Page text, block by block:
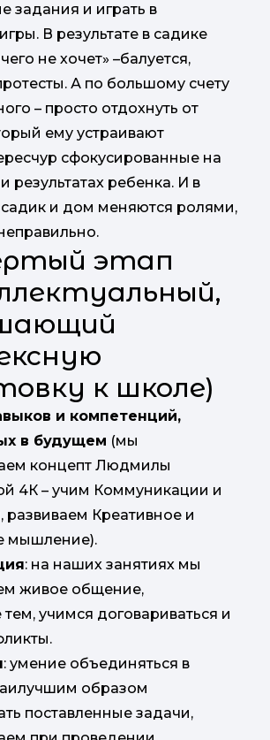
задания и играть в
В результате в садике
не хочет» –балуется,
А по большому счету
– просто отдохнуть от
ему устраивают
сфокусированные на
результатах ребенка. И в
садик и дом меняются ролями,
этап
к школе)
и компетенций,
в будущем (мы
концепт Людмилы
4К – учим Коммуникации и
развиваем Креативное и
мышление).
: на наших занятиях мы
живое общение,
учимся договариваться и
: умение объединяться в
образом
поставленные задачи,